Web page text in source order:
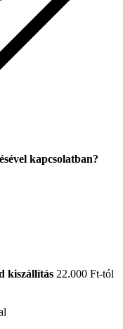
kapcsolatban?
kiszállítás 22.000 Ft-tól